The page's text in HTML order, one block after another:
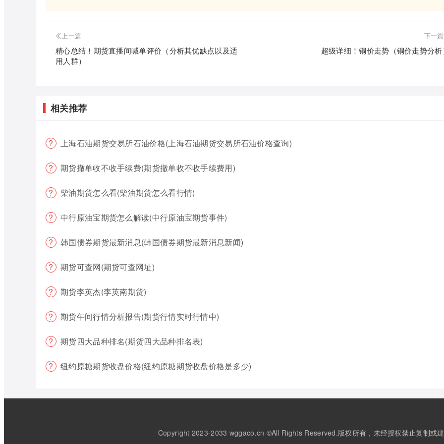
上一篇
精心总结！期货直播间喊单评价（分析其优缺点以及适
用人群）
下一篇
超级详细！铜价走势（铜价走势分
相关推荐
上海石油期货交易所石油价格(上海石油期货交易所石油价格查询)
期货撤单收不收手续费(期货撤单收不收手续费用)
柴油期货怎么看(柴油期货怎么看行情)
中行原油宝期货怎么解读(中行原油宝期货事件)
韩国债券期货最新消息(韩国债券期货最新消息新闻)
期货可查网(期货可查网址)
期货李英杰(李英南期货)
期货午间行情分析报告(期货行情实时行情中)
期货四大品种排名(期货四大品种排名表)
纽约原糖期货收盘价格(纽约原糖期货收盘价格是多少)
Copyright 2023-2033 wggaco.cn ©All Rights Reserved.版权所有，未经授权禁止复制或